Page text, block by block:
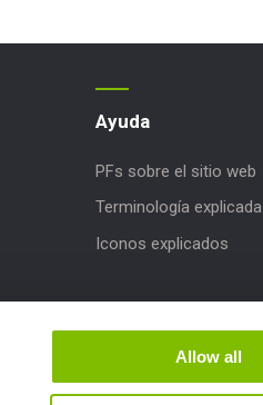
Allow all
Ayuda
PFs sobre el sitio web
Terminología explicada
Iconos explicados